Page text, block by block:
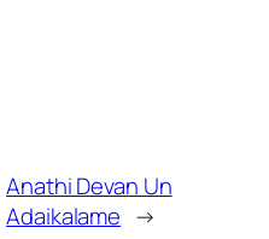
Anathi Devan Un
Adaikalame →